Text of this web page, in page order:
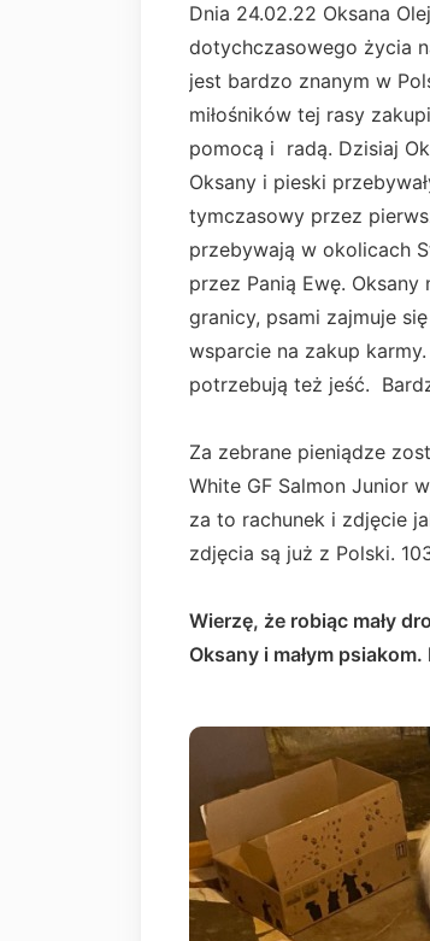
Dnia 24.02.22 Oksana
dotychczasowego życia
jest bardzo znanym w
miłośników tej rasy
pomocą i radą. Dzisiaj
Oksany i pieski
tymczasowy przez
przebywają w okolicach
przez Panią Ewę.
granicy, psami zajmuje
wsparcie na zakup
potrzebują też jeść.
Za zebrane pieniądze
White GF Salmon Junior
za to rachunek i zdjęcie
zdjęcia są już z Polski.
Wierzę, że robiąc mały
Oksany i małym